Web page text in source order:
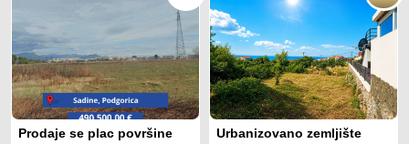
Prodaje se plac površine
Urbanizovano zemljište